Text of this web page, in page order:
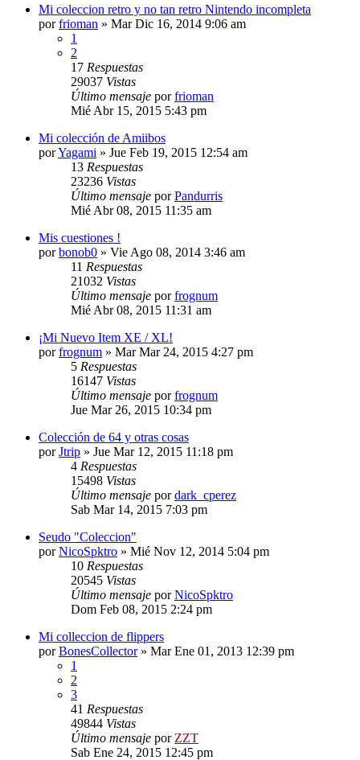
Mi coleccion retro y no tan retro Nintendo incompleta
porfrioman » Mar Dic 16, 2014 9:06 am
1
2
17 Respuestas
29037 Vistas
Último mensaje porfrioman
Mié Abr 15, 2015 5:43 pm
Mi colección de Amiibos
porYagami » Jue Feb 19, 2015 12:54 am
13 Respuestas
23236 Vistas
Último mensaje porPandurris
Mié Abr 08, 2015 11:35 am
Mis cuestiones !
porbonob0 » Vie Ago 08, 2014 3:46 am
11 Respuestas
21032 Vistas
Último mensaje porfrognum
Mié Abr 08, 2015 11:31 am
¡Mi Nuevo Item XE / XL!
porfrognum » Mar Mar 24, 2015 4:27 pm
5 Respuestas
16147 Vistas
Último mensaje porfrognum
Jue Mar 26, 2015 10:34 pm
Colección de 64 y otras cosas
porJtrip » Jue Mar 12, 2015 11:18 pm
4 Respuestas
15498 Vistas
Último mensaje pordark_cperez
Sab Mar 14, 2015 7:03 pm
Seudo "Coleccion"
porNicoSpktro » Mié Nov 12, 2014 5:04 pm
10 Respuestas
20545 Vistas
Último mensaje porNicoSpktro
Dom Feb 08, 2015 2:24 pm
Mi colleccion de flippers
porBonesCollector» Mar Ene 01, 2013 12:39 pm
1
2
3
41 Respuestas
49844 Vistas
Último mensaje por ZZT
Sab Ene 24, 2015 12:45 pm